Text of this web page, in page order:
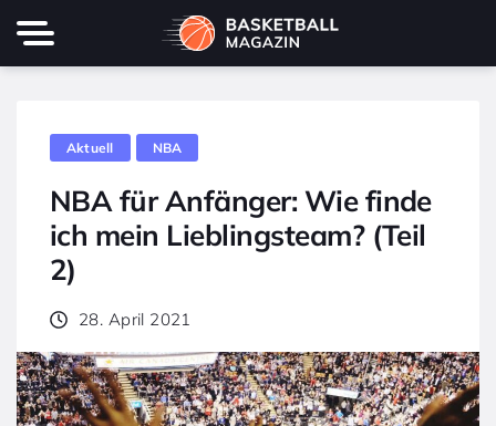
Aktuell NBA
NBA für Anfänger: Wie finde
ich mein Lieblingsteam? (Teil
2)
28. April 2021